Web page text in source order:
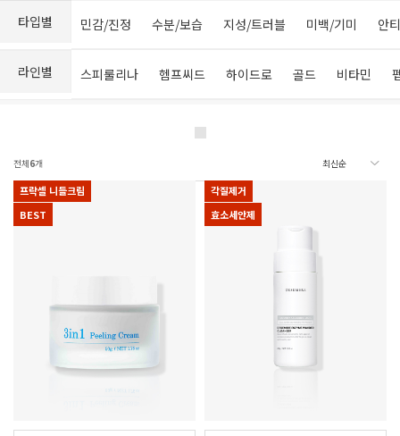
타입별 민감/진정 수분/보습 지성/트러블 미백/기미 안
라인별 스피룰리나 헴프씨드 하이드로 골드 비타민
전체6개
프락셀 니들크림
BEST
각질제거
효소세안제